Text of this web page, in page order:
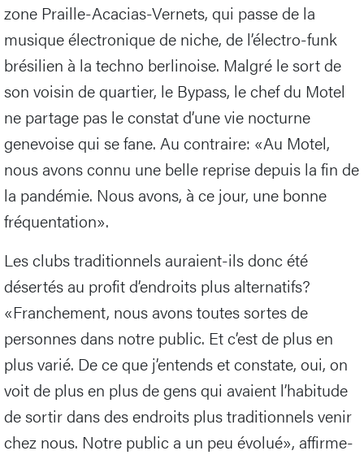
zone Praille-Acacias-Vernets, qui passe de la
musique électronique de niche, de l’électro-funk
brésilien à la techno berlinoise. Malgré le sort de
son voisin de quartier, le Bypass, le chef du Motel
ne partage pas le constat d’une vie nocturne
genevoise qui se fane. Au contraire: «Au Motel,
nous avons connu une belle reprise depuis la fin de
la pandémie. Nous avons, à ce jour, une bonne
fréquentation».
Les clubs traditionnels auraient-ils donc été
désertés au profit d’endroits plus alternatifs?
«Franchement, nous avons toutes sortes de
personnes dans notre public. Et c’est de plus en
plus varié. De ce que j’entends et constate, oui, on
voit de plus en plus de gens qui avaient l’habitude
de sortir dans des endroits plus traditionnels venir
chez nous. Notre public a un peu évolué», affirme-